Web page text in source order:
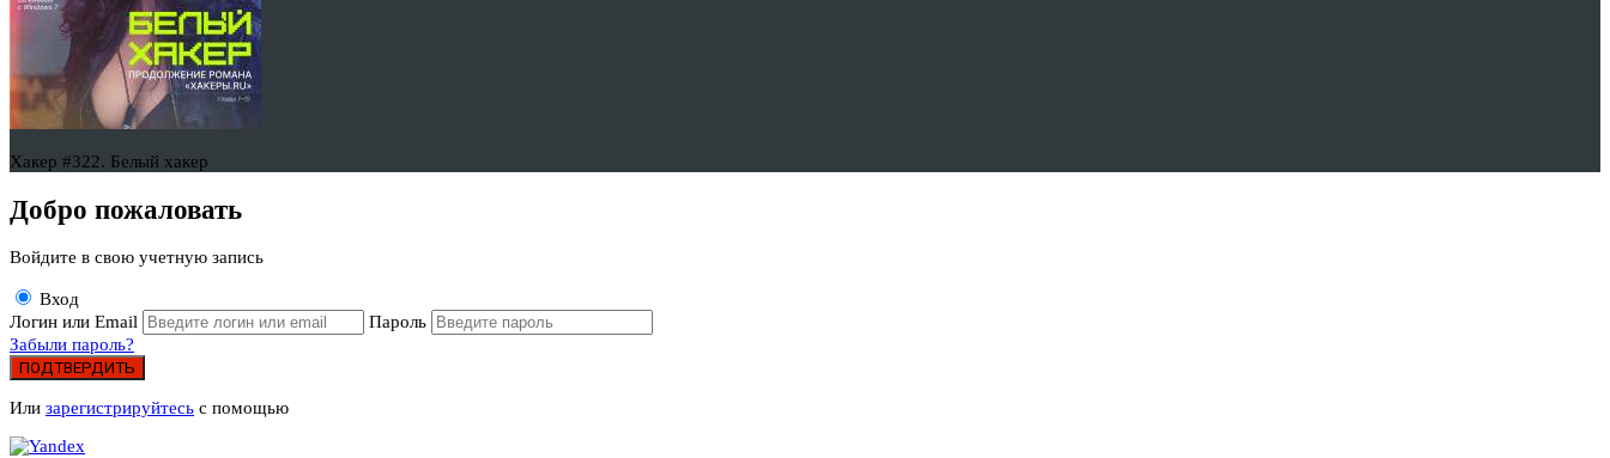
Хакер #322. Белый хакер
Добро пожаловать
Войдите в свою учетную запись
Вход
Логин или Email
Пароль
Забыли пароль?
ПОДТВЕРДИТЬ
Или зарегистрируйтесь с помощью